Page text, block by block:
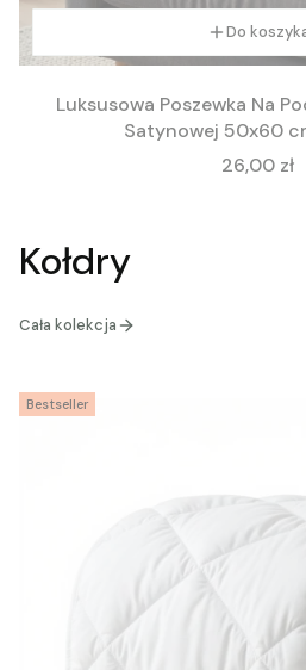
Do
Luksusowa Poszewka Na
Satynowej 50x60
Cena
26,00 zł
Kołdry
Cała kolekcja
Bestseller